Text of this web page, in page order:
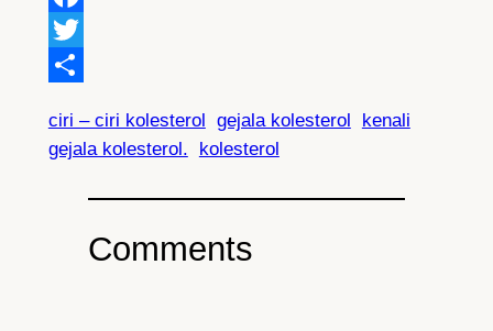
Facebook
Twitter
ciri – ciri kolesterol
gejala kolesterol
kenali
gejala kolesterol.
kolesterol
Comments